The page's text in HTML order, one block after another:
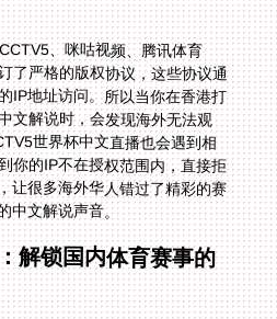
、咪咕视频、腾讯体育
严格的版权协议，这些协议通
地址访问。所以当你在香港打
文解说时，会发现海外无法观
世界杯中文直播也会遇到相
的IP不在授权范围内，直接拒
很多海外华人错过了精彩的赛
中文解说声音。
解锁国内体育赛事的